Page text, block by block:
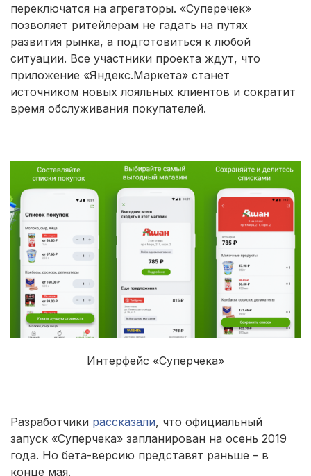
переключатся на агрегаторы. «Суперечек»
позволяет ритейлерам не гадать на путях
развития рынка, а подготовиться к любой
ситуации. Все участники проекта ждут, что
приложение «Яндекс.Маркета» станет
источником новых лояльных клиентов и сократит
время обслуживания покупателей.
Интерфейс «Суперчека»
Разработчики рассказали, что официальный
запуск «Суперчека» запланирован на осень 2019
года. Но бета-версию представят раньше – в
конце мая.